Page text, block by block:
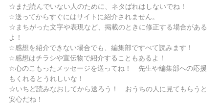
☆まだ読んでいない人のために、ネタばれはしないでね！
☆送ってからすぐにはサイトに紹介されません。
☆まちがった文字や表現など、掲載のときに修正する場合がある
よ！
☆感想を紹介できない場合でも、編集部ですべて読みます！
☆感想はチラシや宣伝物で紹介することもあるよ！
☆心のこもったメッセージを送ってね！ 先生や編集部への応援
もくれるとうれしいな！
☆いちど読みなおしてから送ろう！ おうちの人に見てもらうと
安心だね！